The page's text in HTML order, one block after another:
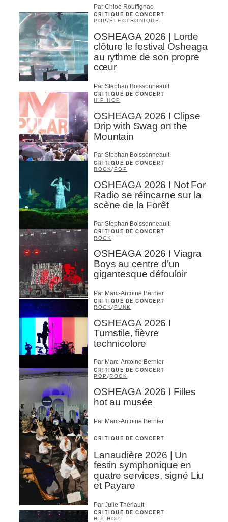
Par Chloé Rouffignac
CRITIQUE DE CONCERT
POP /ÉLECTRONIQUE
OSHEAGA 2026 | Lorde
clôture le festival Osheaga
au rythme de son propre
cœur
Par Stephan Boissonneault
CRITIQUE DE CONCERT
HIP HOP
OSHEAGA 2026 I Clipse
Drip with Swag on the
Mountain
Par Stephan Boissonneault
CRITIQUE DE CONCERT
ROCK/POP
OSHEAGA 2026 I Not For
Radio se réincarne sur la
scène de la Forêt
Par Stephan Boissonneault
CRITIQUE DE CONCERT
ROCK
OSHEAGA 2026 I Viagra
Boys au centre d’un
gigantesque défouloir
Par Marc-Antoine Bernier
CRITIQUE DE CONCERT
ROCK/PUNK
OSHEAGA 2026 I
Turnstile, fièvre
technicolore
Par Marc-Antoine Bernier
CRITIQUE DE CONCERT
POP /ROCK
OSHEAGA 2026 I Filles
hot au musée
Par Marc-Antoine Bernier
CRITIQUE DE CONCERT
Lanaudière 2026 | Un
festin symphonique en
quatre services, signé Liu
et Payare
Par Julie Thériault
CRITIQUE DE CONCERT
HIP HOP